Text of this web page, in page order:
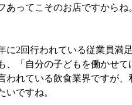
あってこそのお店ですから
に2回行われている従業員満
、「自分の子どもを働かせ
われている飲食業界ですが
いですね。